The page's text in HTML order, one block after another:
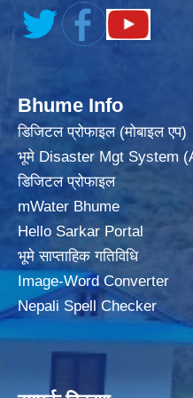
Bhume Info
डिजिटल प्रोफाइल (मोबाइल एप)
भूमे Disaster Mgt System
डिजिटल प्रोफाइल
mWater Bhume
Hello Sarkar Portal
भूमे साप्ताहिक गतिविधि
Image-Word Converter
Nepali Spell Checker